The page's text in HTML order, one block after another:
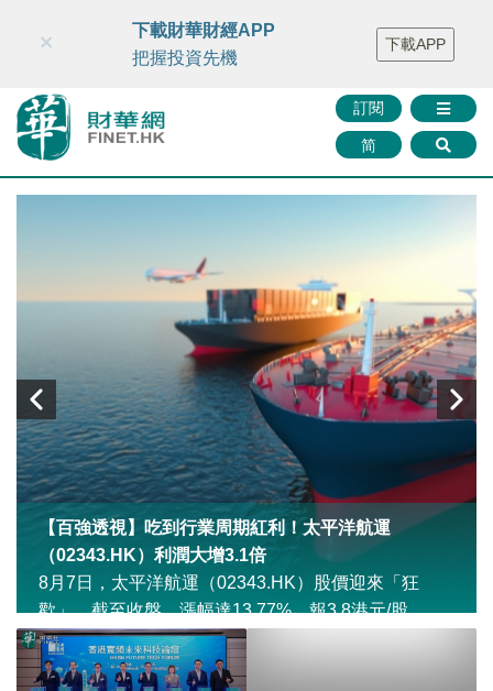
財華智庫網 FINTV FINMETA 財華證券 媒體矩陣
智庫沙龍
聯絡我們
訂閱
简
×
下載財華財經APP
把握投資先機
下載APP
【百強透視】吃到行業周期紅利！太平洋航運
（02343.HK）利潤大增3.1倍
8月7日，太平洋航運（02343.HK）股價迎來「狂
歡」，截至收盤，漲幅達13.77%，報3.8港元/股。